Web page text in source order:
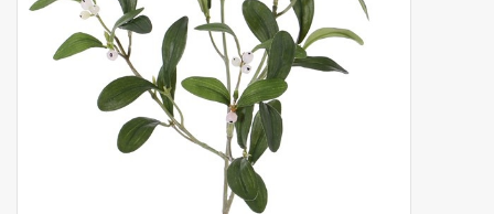
Deco Accessories